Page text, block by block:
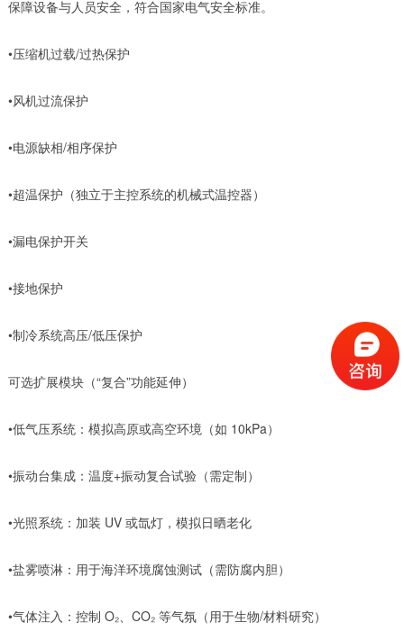
保障设备与人员安全，符合国家电气安全标准。
•压缩机过载/过热保护
•风机过流保护
•电源缺相/相序保护
•超温保护（独立于主控系统的机械式温控器）
•漏电保护开关
•接地保护
•制冷系统高压/低压保护
可选扩展模块（“复合”功能延伸）
•低气压系统：模拟高原或高空环境（如 10kPa）
•振动台集成：温度+振动复合试验（需定制）
•光照系统：加装 UV 或氙灯，模拟日晒老化
•盐雾喷淋：用于海洋环境腐蚀测试（需防腐内胆）
•气体注入：控制 O₂、CO₂ 等气氛（用于生物/材料研究）